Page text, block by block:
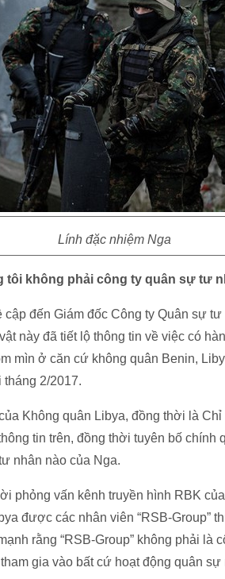
Lính đặc nhiệm Nga
tôi không phải công ty quân sự tư
đến Giám đốc Công ty Quân sự tư
này đã tiết lộ thông tin về việc có
mìn ở căn cứ không quân Benin,
2/2017.
Không quân Libya, đồng thời là
tin trên, đồng thời tuyên bố chính
nhân nào của Nga.
phỏng vấn kênh truyền hình RBK
được các nhân viên “RSB-Group”
rằng “RSB-Group” không phải là
gia vào bất cứ hoạt động quân sự